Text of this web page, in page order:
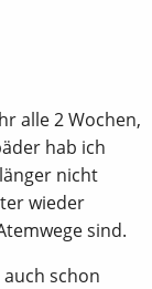
alle 2 Wochen,
hab ich
nicht
wieder
sind.
auch schon